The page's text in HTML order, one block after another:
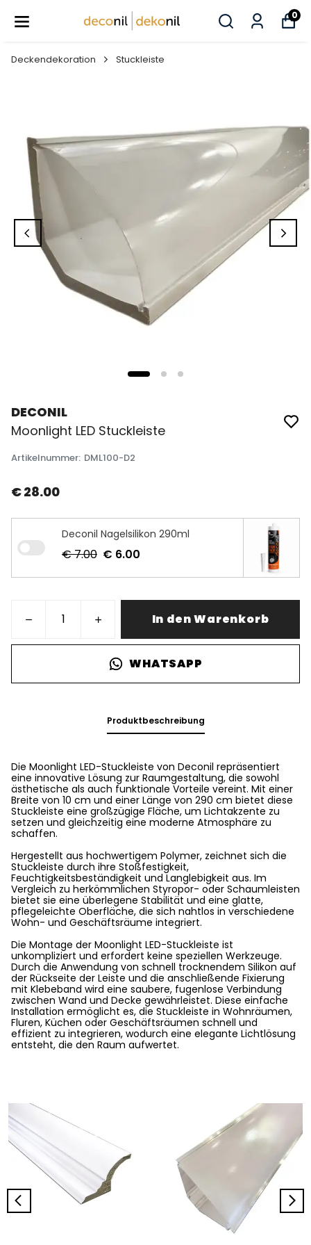
0
Deckendekoration Stuckleiste
DECONIL
Moonlight LED Stuckleiste
Artikelnummer: DML100-D2
€ 28.00
Deconil Nagelsilikon 290ml
€ 7.00 € 6.00
In den Warenkorb
WHATSAPP
Produktbeschreibung
Die Moonlight LED-Stuckleiste von Deconil repräsentiert
eine innovative Lösung zur Raumgestaltung, die sowohl
ästhetische als auch funktionale Vorteile vereint. Mit einer
Breite von 10 cm und einer Länge von 290 cm bietet diese
Stuckleiste eine großzügige Fläche, um Lichtakzente zu
setzen und gleichzeitig eine moderne Atmosphäre zu
schaffen.
Hergestellt aus hochwertigem Polymer, zeichnet sich die
Stuckleiste durch ihre Stoßfestigkeit,
Feuchtigkeitsbeständigkeit und Langlebigkeit aus. Im
Vergleich zu herkömmlichen Styropor- oder Schaumleisten
bietet sie eine überlegene Stabilität und eine glatte,
pflegeleichte Oberfläche, die sich nahtlos in verschiedene
Wohn- und Geschäftsräume integriert.
Die Montage der Moonlight LED-Stuckleiste ist
unkompliziert und erfordert keine speziellen Werkzeuge.
Durch die Anwendung von schnell trocknendem Silikon auf
der Rückseite der Leiste und die anschließende Fixierung
mit Klebeband wird eine saubere, fugenlose Verbindung
zwischen Wand und Decke gewährleistet. Diese einfache
Installation ermöglicht es, die Stuckleiste in Wohnräumen,
Fluren, Küchen oder Geschäftsräumen schnell und
effizient zu integrieren, wodurch eine elegante Lichtlösung
entsteht, die den Raum aufwertet.